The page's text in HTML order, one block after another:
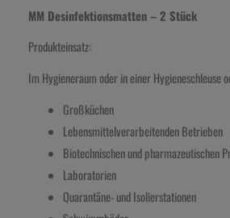
MM Desinfektionsmatten – 2 Stück
Produkteinsatz:
Im Hygieneraum oder in einer Hygieneschleuse
Großküchen
Lebensmittelverarbeitenden Betrieben
Biotechnischen und pharmazeutischen
Laboratorien
Quarantäne- und Isolierstationen